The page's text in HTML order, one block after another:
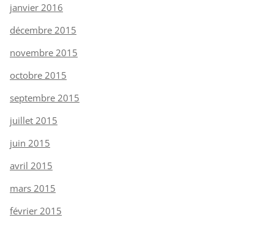
janvier 2016
décembre 2015
novembre 2015
octobre 2015
septembre 2015
juillet 2015
juin 2015
avril 2015
mars 2015
février 2015